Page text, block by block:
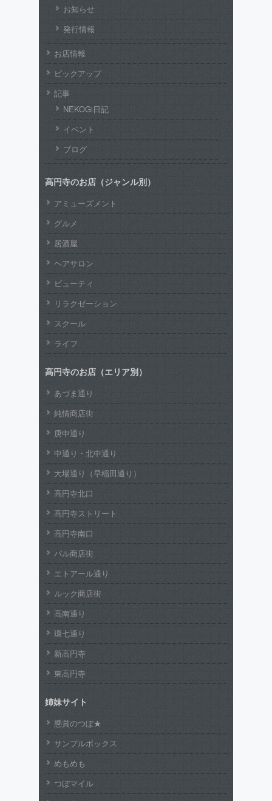
お知らせ
発行情報
お店情報
ピックアップ
記事
NEKOGi日記
イベント
ブログ
高円寺のお店（ジャンル別）
アミューズメント
グルメ
居酒屋
ヘアサロン
ビューティ
リラクゼーション
スクール
ライフ
高円寺のお店（エリア別）
あづま通り
純情商店街
庚申通り
中通り・北中通り
大場通り（早稲田通り）
高円寺北口
高円寺ストリート
高円寺南口
パル商店街
エトアール通り
ルック商店街
高南通り
環七通り
新高円寺
東高円寺
姉妹サイト
懸賞のつぼ★
サンプルボックス
めもめも
つぼマイル